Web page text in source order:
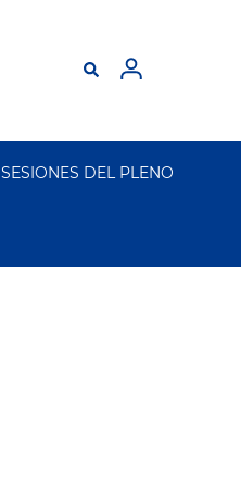
SESIONES DEL PLENO